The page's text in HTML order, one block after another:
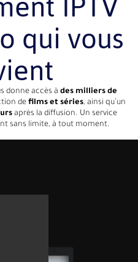
qui vous
donne accès à des milliers de
de films et séries, ainsi qu’un
après la diffusion. Un service
sans limite, à tout moment.